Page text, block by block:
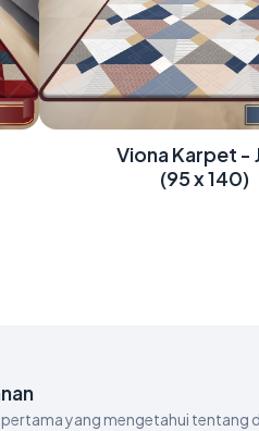
Viona Karpet -
(95 x 140)
pertama yang mengetahui tentang